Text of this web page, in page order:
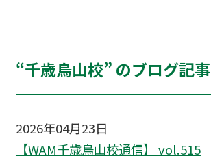
“千歳烏山校” のブログ記事
2026年04月23日
【WAM千歳烏山校通信】 vol.515